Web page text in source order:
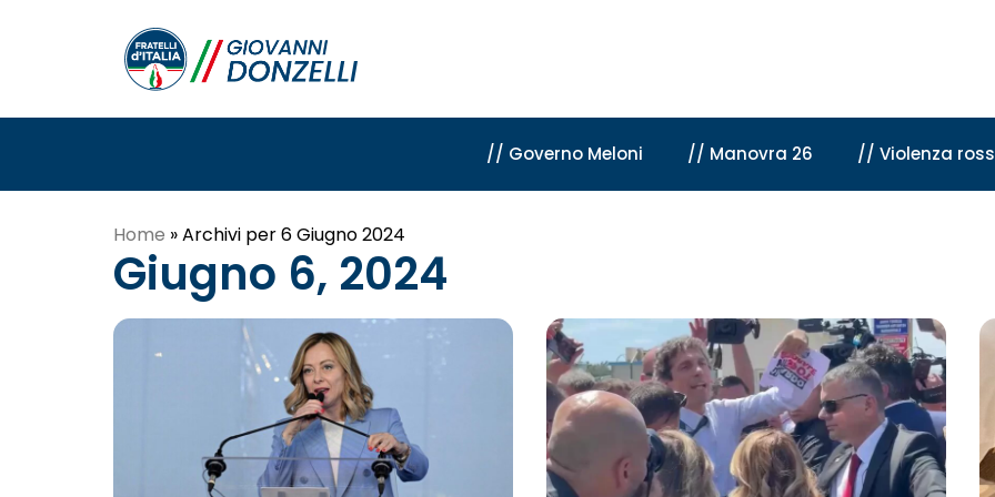
// Governo Meloni // Manovra 26 // Violenza
Home »Archivi per 6 Giugno 2024
Giugno 6, 2024